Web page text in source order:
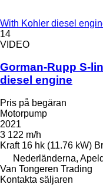
With Kohler diesel
14
VIDEO
Gorman-Rupp S-
diesel engine
Pris på begäran
Motorpump
2021
3 122 m/h
Kraft 16 hk (11.76 kW)
Nederländerna,
Van Tongeren Trading
Kontakta säljaren